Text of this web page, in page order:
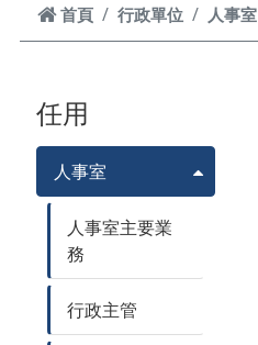
首頁
首頁 行政單位 人事室
任用
人事室
人事室主要業
務
行政主管